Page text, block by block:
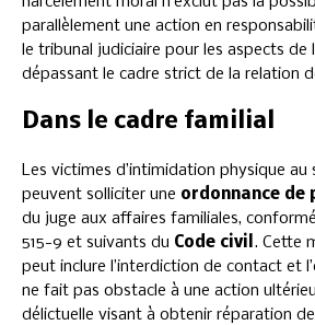
parallèlement une action en
le tribunal judiciaire pour les aspects de
dépassant le cadre strict de la relation
Dans le cadre familial
Les victimes d’intimidation physique au
peuvent solliciter une ordonnance de
du juge aux affaires familiales,
515-9 et suivants du Code civil . Cette
peut inclure l’interdiction de contact et
ne fait pas obstacle à une action
délictuelle visant à obtenir réparation